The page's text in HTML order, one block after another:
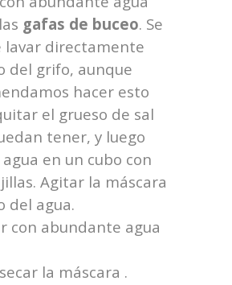
gafas de buceo. Se
lavar directamente
del grifo, aunque
hacer esto
el grueso de sal
tener, y luego
en un cubo con
Agitar la máscara
del agua.
con abundante agua
la máscara .